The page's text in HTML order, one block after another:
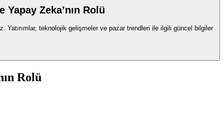
Zeka’nın Rolü
Yatırımlar, teknolojik gelişmeler ve pazar trendleri ile ilgili güncel bilgiler
Rolü